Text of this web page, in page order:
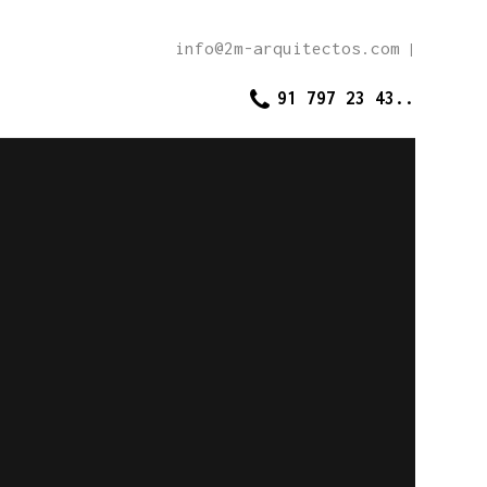
info@2m-arquitectos.com
91 797 23 43..